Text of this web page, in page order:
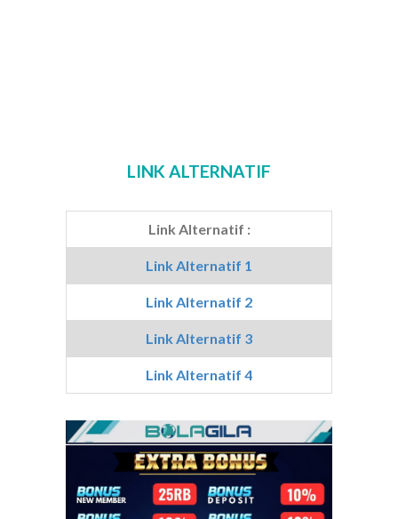
LINK ALTERNATIF
Link Alternatif :
Link Alternatif 1
Link Alternatif 2
Link Alternatif 3
Link Alternatif 4